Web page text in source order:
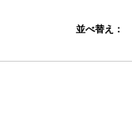
並べ替え：